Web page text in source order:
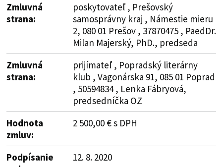
Zmluvná
strana:
poskytovateľ , Prešovský
samosprávny kraj , Námestie mieru
2, 080 01 Prešov , 37870475 , PaedDr.
Milan Majerský, PhD., predseda
Zmluvná
strana:
prijímateľ , Popradský literárny
klub , Vagonárska 91, 085 01 Poprad
, 50594834 , Lenka Fábryová,
predsedníčka OZ
Hodnota
zmluv:
2 500,00 € s DPH
Podpísanie
12. 8. 2020